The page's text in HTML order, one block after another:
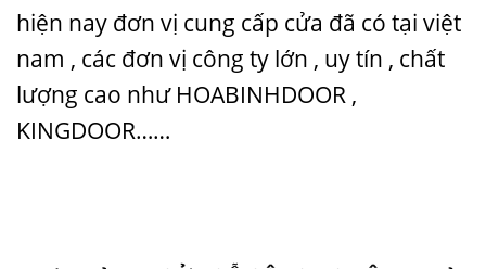
hiện nay đơn vị cung cấp cửa đã có tại việt
nam , các đơn vị công ty lớn , uy tín , chất
lượng cao như HOABINHDOOR ,
KINGDOOR……